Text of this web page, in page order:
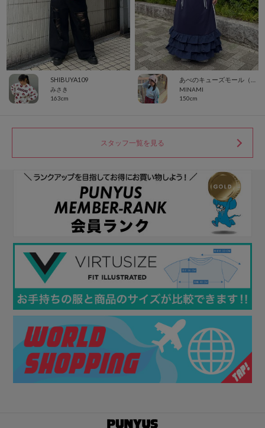
SHIBUYA109
みさき
163cm
MINAMI
150cm
スタッフ一覧を見る